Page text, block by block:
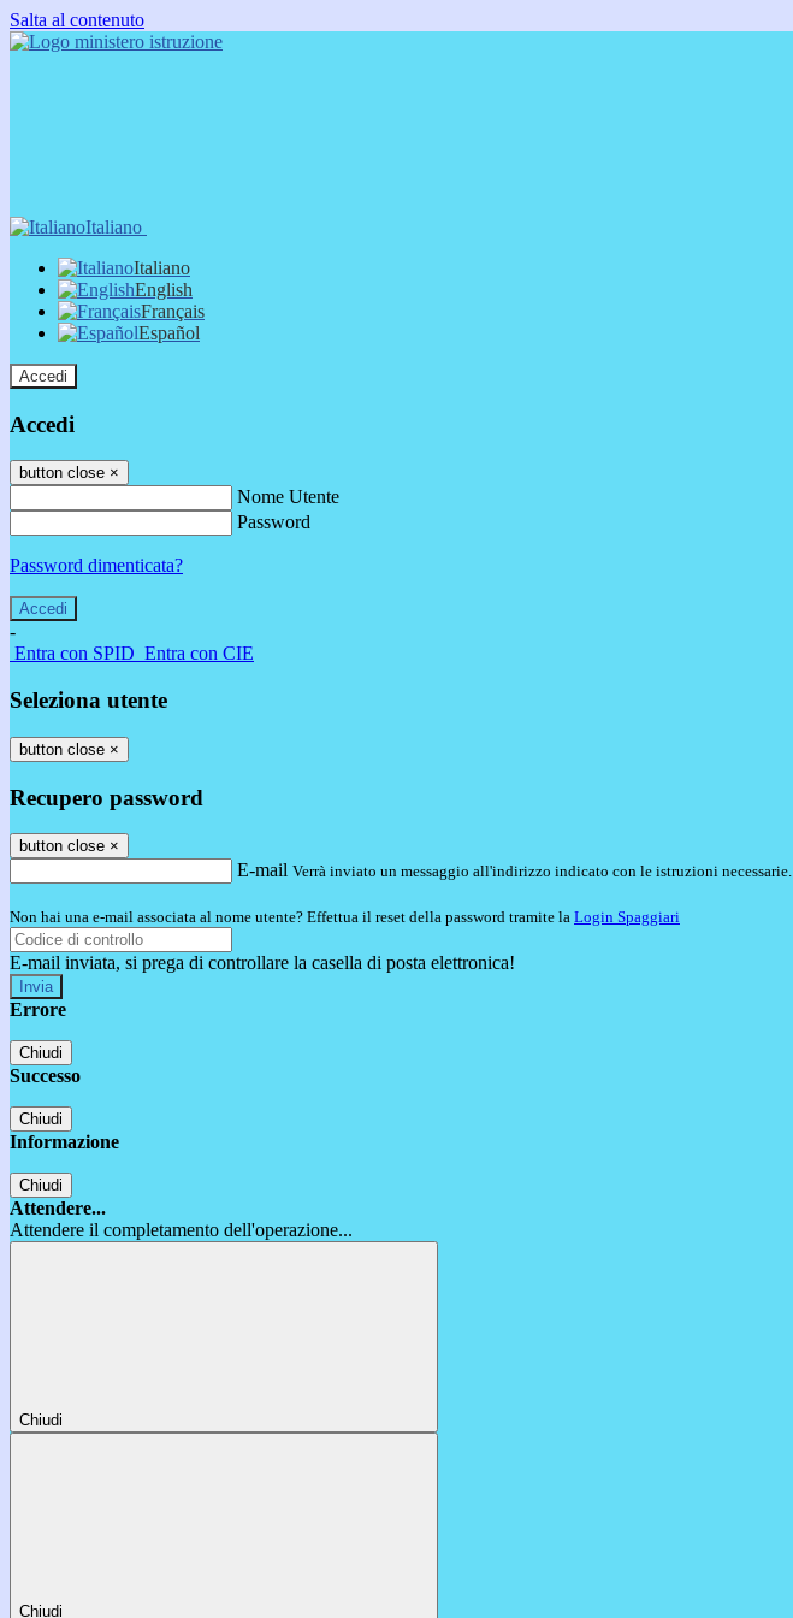
Salta al contenuto
Italiano
Italiano
English
Français
Español
Accedi
Accedi
button close ×
Nome Utente
Password
Password dimenticata?
-
Entra con SPID Entra con CIE
Seleziona utente
button close ×
Recupero password
button close ×
E-mail Verrà inviato un messaggio all'indirizzo indicato con le istruzioni necessarie.
Non hai una e-mail associata al nome utente? Effettua il reset della password tramite la Login Spaggiari
E-mail inviata, si prega di controllare la casella di posta elettronica!
Errore
Chiudi
Successo
Chiudi
Informazione
Chiudi
Attendere...
Attendere il completamento dell'operazione...
Chiudi
Chiudi